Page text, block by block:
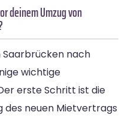
deinem Umzug von
Saarbrücken nach
wichtige
erste Schritt ist die
des neuen Mietvertrags